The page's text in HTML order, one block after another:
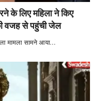
लिए महिला ने किए
वजह से पहुंची जेल
मामला सामने आया…